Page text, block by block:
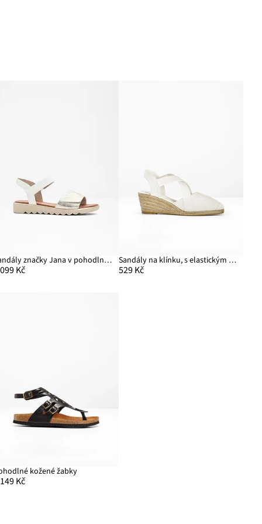
Sandály značky Jana v pohodlné šiřce
Kč
Sandály na klínku, s elastickým řemínkem
529 Kč
kožené žabky
Kč